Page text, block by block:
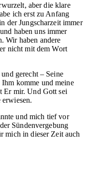
aber die klare
ich erst zu Anfang
der Jungscharzeit immer
haben uns immer
Wir haben andere
nicht mit dem Wort
gerecht – Seine
komme und meine
Er mir. Und Gott sei
und mich tief vor
Sündenvergebung
mich in dieser Zeit auch